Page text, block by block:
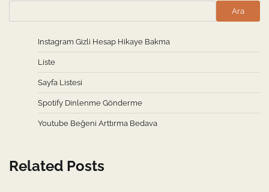
Ara
Instagram Gizli Hesap Hikaye Bakma
Liste
Sayfa Listesi
Spotify Dinlenme Gönderme
Youtube Beğeni Arttırma Bedava
Related Posts